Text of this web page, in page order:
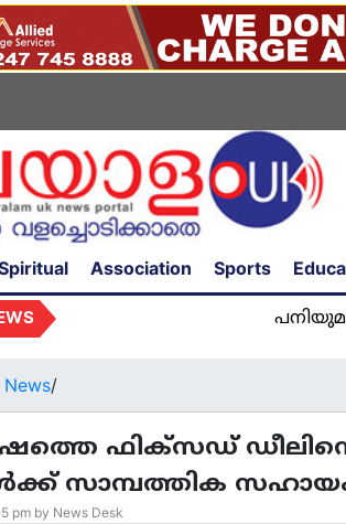
Association Sports
പനിയുമായി
News/
ഫിക്സഡ് ഡീലിന്റെ
സാമ്പത്തിക സഹായം
pm by News Desk